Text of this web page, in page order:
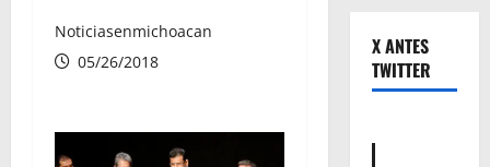
Noticiasenmichoacan
05/26/2018
X ANTES
TWITTER